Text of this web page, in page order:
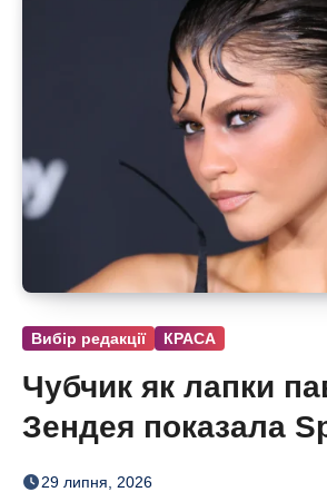
Вибір редакції КРАСА
Чубчик як лапки
Зендея показала
Bangs
29 липня, 2026